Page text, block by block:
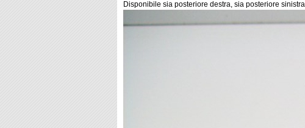
Disponibile sia posteriore destra, sia posteriore sinistra